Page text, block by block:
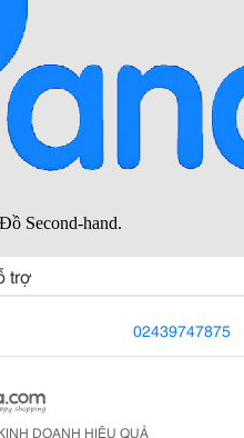
trợ
02439747875
DOANH HIỆU QUẢ